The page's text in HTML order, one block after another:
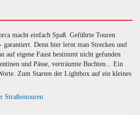
macht einfach Spaß. Geführte Touren
garantiert. Denn hier lernt man Strecken und
auf eigene Faust bestimmt nicht gefunden
und Pässe, verträumte Buchten... Ein
Zum Starten der Lightbox auf ein kleines
Straßentouren